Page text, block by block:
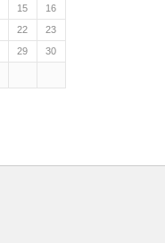
15
16
22
23
29 30